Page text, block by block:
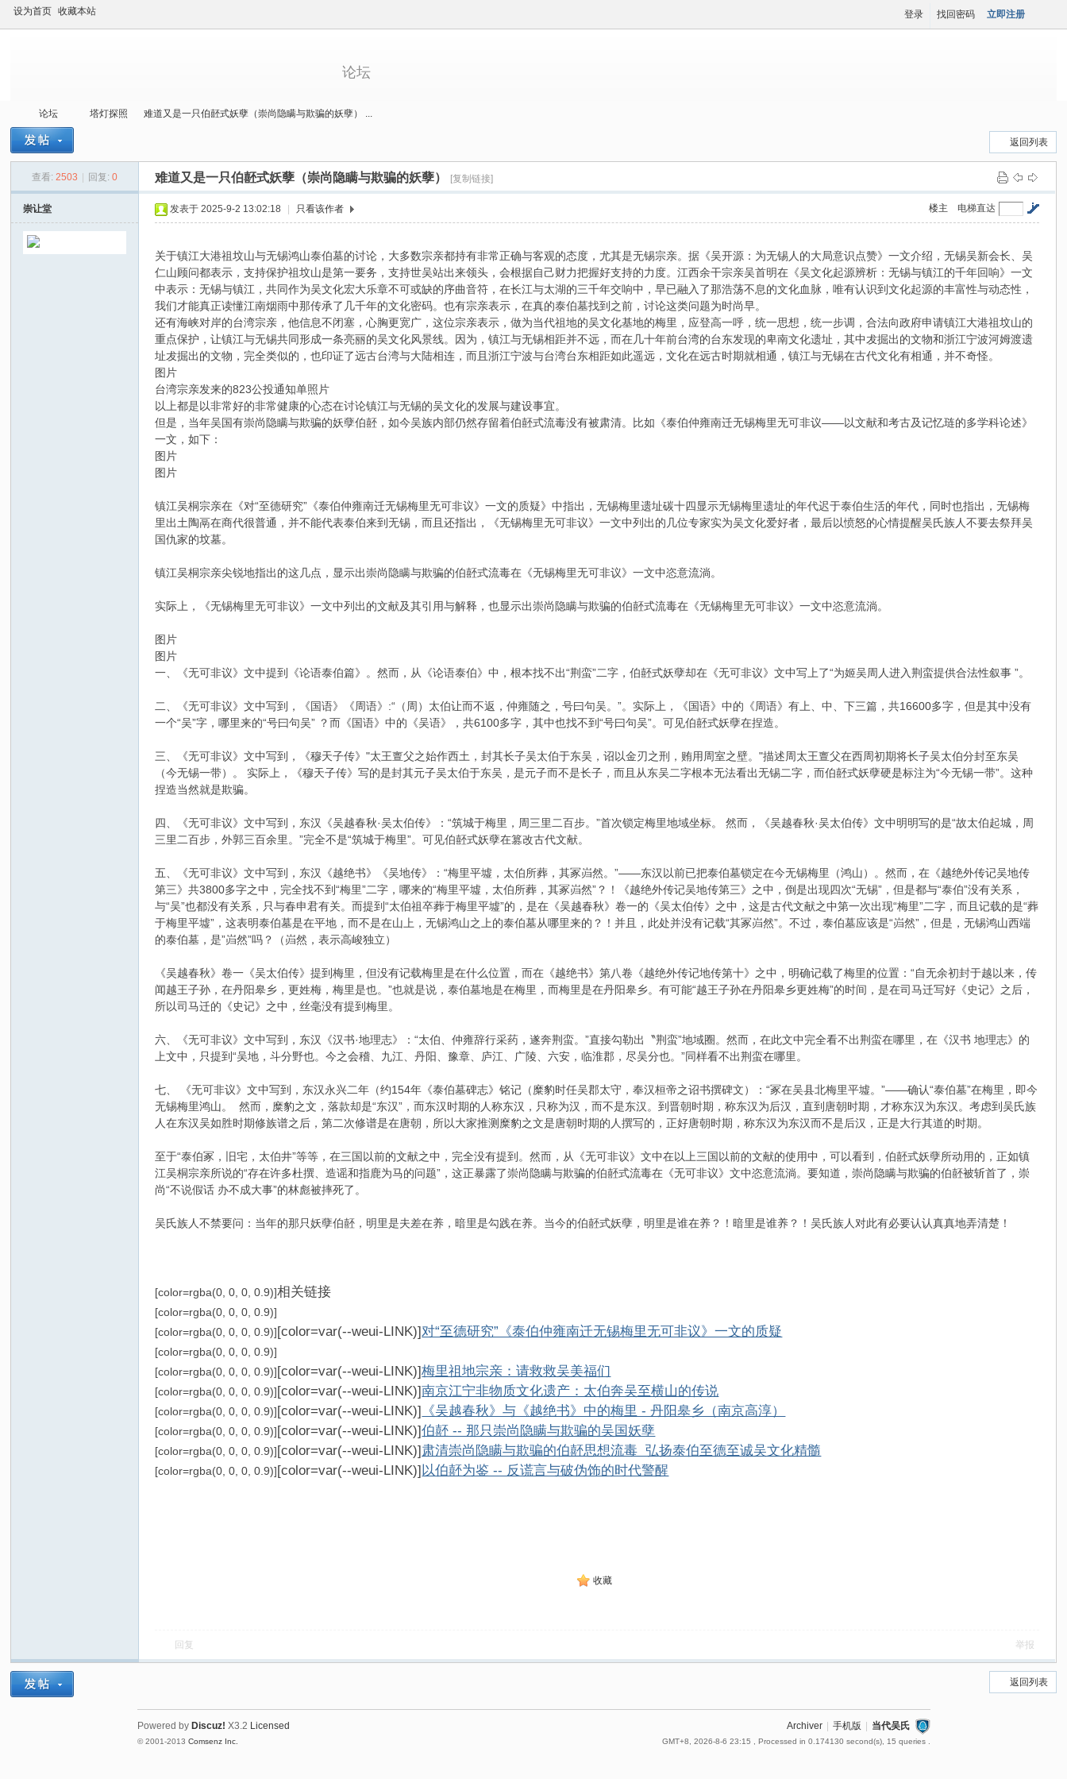
设为首页 收藏本站 登录 找回密码 立即注册
论坛
论坛
› ›
塔灯探照 难道又是一只伯噽式妖孽（崇尚隐瞒与欺骗的妖孽） ...
返回列表
查看: 2503 回复: 0 难道又是一只伯噽式妖孽（崇尚隐瞒与欺骗的妖孽） [复制链接]
崇让堂 电梯直达
楼主
发表于 2025-9-2 13:02:18 只看该作者
关于镇江大港祖坟山与无锡鸿山泰伯墓的讨论，大多数宗亲都持有非常正确与客观的态度，尤其是无锡宗亲。据《吴开源：为无锡人的大局意识点赞》一文介绍，无锡吴新会长、吴
仁山顾问都表示，支持保护祖坟山是第一要务，支持世吴站出来领头，会根据自己财力把握好支持的力度。江西余干宗亲吴首明在《吴文化起源辨析：无锡与镇江的千年回响》一文
中表示：无锡与镇江，共同作为吴文化宏大乐章不可或缺的序曲音符，在长江与太湖的三千年交响中，早已融入了那浩荡不息的文化血脉，唯有认识到文化起源的丰富性与动态性，
我们才能真正读懂江南烟雨中那传承了几千年的文化密码。也有宗亲表示，在真的泰伯墓找到之前，讨论这类问题为时尚早。
还有海峡对岸的台湾宗亲，他信息不闭塞，心胸更宽广，这位宗亲表示，做为当代祖地的吴文化基地的梅里，应登高一呼，统一思想，统一步调，合法向政府申请镇江大港祖坟山的
重点保护，让镇江与无锡共同形成一条亮丽的吴文化风景线。因为，镇江与无锡相距并不远，而在几十年前台湾的台东发现的卑南文化遗址，其中犮掘出的文物和浙江宁波河姆渡遗
址犮掘出的文物，完全类似的，也印证了远古台湾与大陆相连，而且浙江宁波与台湾台东相距如此遥远，文化在远古时期就相通，镇江与无锡在古代文化有相通，并不奇怪。
图片
台湾宗亲发来的823公投通知单照片
以上都是以非常好的非常健康的心态在讨论镇江与无锡的吴文化的发展与建设事宜。
但是，当年吴国有崇尚隐瞒与欺骗的妖孽伯噽，如今吴族内部仍然存留着伯噽式流毒没有被肃清。比如《泰伯仲雍南迁无锡梅里无可非议——以文献和考古及记忆琏的多学科论述》
一文，如下：
图片
图片
镇江吴桐宗亲在《对“至德研究”《泰伯仲雍南迁无锡梅里无可非议》一文的质疑》中指出，无锡梅里遗址碳十四显示无锡梅里遗址的年代迟于泰伯生活的年代，同时也指出，无锡梅
里出土陶鬲在商代很普通，并不能代表泰伯来到无锡，而且还指出，《无锡梅里无可非议》一文中列出的几位专家实为吴文化爱好者，最后以愤怒的心情提醒吴氏族人不要去祭拜吴
国仇家的坟墓。
镇江吴桐宗亲尖锐地指出的这几点，显示出崇尚隐瞒与欺骗的伯噽式流毒在《无锡梅里无可非议》一文中恣意流淌。
实际上，《无锡梅里无可非议》一文中列出的文献及其引用与解释，也显示出崇尚隐瞒与欺骗的伯噽式流毒在《无锡梅里无可非议》一文中恣意流淌。
图片
图片
一、《无可非议》文中提到《论语泰伯篇》。然而，从《论语泰伯》中，根本找不出“荆蛮”二字，伯噽式妖孽却在《无可非议》文中写上了“为姬吴周人进入荆蛮提供合法性叙事 ”。
二、《无可非议》文中写到，《国语》《周语》:“（周）太伯让而不返，仲雍随之，号曰句吴。”。实际上，《国语》中的《周语》有上、中、下三篇，共16600多字，但是其中没有
一个“吴”字，哪里来的“号曰句吴” ？而《国语》中的《吴语》，共6100多字，其中也找不到“号曰句吴”。可见伯噽式妖孽在捏造。
三、《无可非议》文中写到，《穆天子传》"太王亶父之始作西土，封其长子吴太伯于东吴，诏以金刃之刑，贿用周室之壁。"描述周太王亶父在西周初期将长子吴太伯分封至东吴
（今无锡一带）。 实际上，《穆天子传》写的是封其元子吴太伯于东吴，是元子而不是长子，而且从东吴二字根本无法看出无锡二字，而伯噽式妖孽硬是标注为“今无锡一带”。这种
捏造当然就是欺骗。
四、《无可非议》文中写到，东汉《吴越春秋·吴太伯传》：“筑城于梅里，周三里二百步。”首次锁定梅里地域坐标。 然而，《吴越春秋·吴太伯传》文中明明写的是“故太伯起城，周
三里二百步，外郭三百余里。”完全不是“筑城于梅里”。可见伯噽式妖孽在篡改古代文献。
五、《无可非议》文中写到，东汉《越绝书》《吴地传》：“梅里平墟，太伯所葬，其冢岿然。”——东汉以前已把泰伯墓锁定在今无锡梅里（鸿山）。然而，在《越绝外传记吴地传
第三》共3800多字之中，完全找不到“梅里”二字，哪来的“梅里平墟，太伯所葬，其冢岿然”？！《越绝外传记吴地传第三》之中，倒是出现四次“无锡”，但是都与“泰伯”没有关系，
与“吴”也都没有关系，只与春申君有关。而提到“太伯祖卒葬于梅里平墟”的，是在《吴越春秋》卷一的《吴太伯传》之中，这是古代文献之中第一次出现“梅里”二字，而且记载的是“葬
于梅里平墟”，这表明泰伯墓是在平地，而不是在山上，无锡鸿山之上的泰伯墓从哪里来的？！并且，此处并没有记载“其冢岿然”。不过，泰伯墓应该是“岿然”，但是，无锡鸿山西端
的泰伯墓，是”岿然”吗？（岿然，表示高峻独立）
《吴越春秋》卷一《吴太伯传》提到梅里，但没有记载梅里是在什么位置，而在《越绝书》第八卷《越绝外传记地传第十》之中，明确记载了梅里的位置：“自无余初封于越以来，传
闻越王子孙，在丹阳皋乡，更姓梅，梅里是也。”也就是说，泰伯墓地是在梅里，而梅里是在丹阳皋乡。有可能“越王子孙在丹阳皋乡更姓梅”的时间，是在司马迁写好《史记》之后，
所以司马迁的《史记》之中，丝毫没有提到梅里。
六、《无可非议》文中写到，东汉《汉书·地理志》：“太伯、仲雍辞行采药，遂奔荆蛮。”直接勾勒出〝荆蛮”地域圈。然而，在此文中完全看不出荆蛮在哪里，在《汉书 地理志》的
上文中，只提到“吴地，斗分野也。今之会稽、九江、丹阳、豫章、庐江、广陵、六安，临淮郡，尽吴分也。”同样看不出荆蛮在哪里。
七、 《无可非议》文中写到，东汉永兴二年（约154年《泰伯墓碑志》铭记（糜豹时任吴郡太守，奉汉桓帝之诏书撰碑文）：“冢在吴县北梅里平墟。”——确认“泰伯墓”在梅里，即今
无锡梅里鸿山。 然而，糜豹之文，落款却是“东汉”，而东汉时期的人称东汉，只称为汉，而不是东汉。到晋朝时期，称东汉为后汉，直到唐朝时期，才称东汉为东汉。考虑到吴氏族
人在东汉吴如胜时期修族谱之后，第二次修谱是在唐朝，所以大家推测糜豹之文是唐朝时期的人撰写的，正好唐朝时期，称东汉为东汉而不是后汉，正是大行其道的时期。
至于“泰伯冢，旧宅，太伯井”等等，在三国以前的文献之中，完全没有提到。然而，从《无可非议》文中在以上三国以前的文献的使用中，可以看到，伯噽式妖孽所动用的，正如镇
江吴桐宗亲所说的“存在许多杜撰、造谣和指鹿为马的问题”，这正暴露了崇尚隐瞒与欺骗的伯噽式流毒在《无可非议》文中恣意流淌。要知道，崇尚隐瞒与欺骗的伯噽被斩首了，崇
尚“不说假话 办不成大事”的林彪被摔死了。
吴氏族人不禁要问：当年的那只妖孽伯噽，明里是夫差在养，暗里是勾践在养。当今的伯噽式妖孽，明里是谁在养？！暗里是谁养？！吴氏族人对此有必要认认真真地弄清楚！
[color=rgba(0, 0, 0, 0.9)]相关链接
[color=rgba(0, 0, 0, 0.9)]
[color=rgba(0, 0, 0, 0.9)][color=var(--weui-LINK)]对“至德研究”《泰伯仲雍南迁无锡梅里无可非议》一文的质疑
[color=rgba(0, 0, 0, 0.9)]
[color=rgba(0, 0, 0, 0.9)][color=var(--weui-LINK)]梅里祖地宗亲：请救救吴美福们
[color=rgba(0, 0, 0, 0.9)][color=var(--weui-LINK)]南京江宁非物质文化遗产：太伯奔吴至横山的传说
[color=rgba(0, 0, 0, 0.9)][color=var(--weui-LINK)] 《吴越春秋》与《越绝书》中的梅里 - 丹阳皋乡（南京高淳）
[color=rgba(0, 0, 0, 0.9)][color=var(--weui-LINK)]伯噽 -- 那只崇尚隐瞒与欺骗的吴国妖孽
[color=rgba(0, 0, 0, 0.9)][color=var(--weui-LINK)]肃清崇尚隐瞒与欺骗的伯噽思想流毒 弘扬泰伯至德至诚吴文化精髓
[color=rgba(0, 0, 0, 0.9)][color=var(--weui-LINK)]以伯噽为鉴 -- 反谎言与破伪饰的时代警醒
收藏
回复 举报
返回列表
Archiver 手机版 当代吴氏
GMT+8, 2026-8-6 23:15 , Processed in 0.174130 second(s), 15 queries .
Powered by Discuz! X3.2 Licensed
© 2001-2013 Comsenz Inc.